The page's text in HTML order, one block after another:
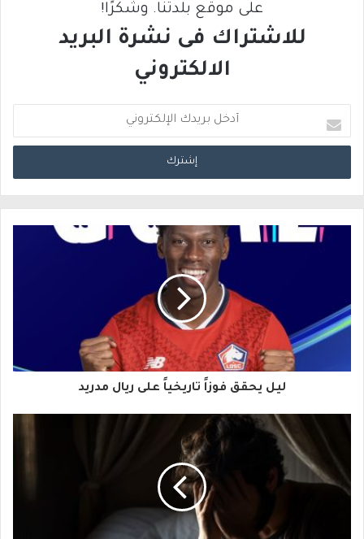
على موقع بلدتنا. وشكرًا!
للاشتراك فى نشرة البريد
الالكتروني
د
خ
د
ا
ك
ليل يحقق فوزاً تاريخياً على ريال مدريد